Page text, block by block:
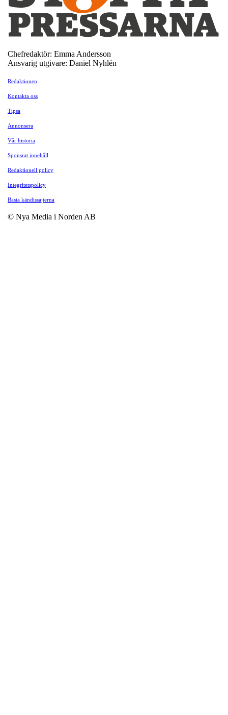
Chefredaktör: Emma Andersson
Ansvarig utgivare: Daniel Nyhlén
Redaktionen
Kontakta oss
Tipsa
Annonsera
Vår historia
Sponsrat innehåll
Redaktionell policy
Integritetspolicy
Bästa kändissajterna
© Nya Media i Norden AB